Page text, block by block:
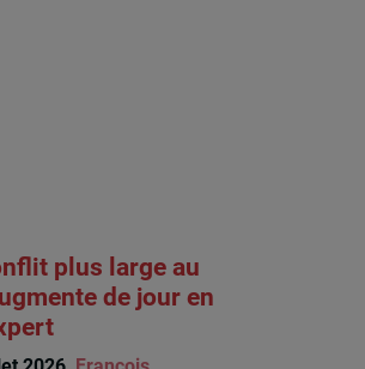
plus large au
de jour en